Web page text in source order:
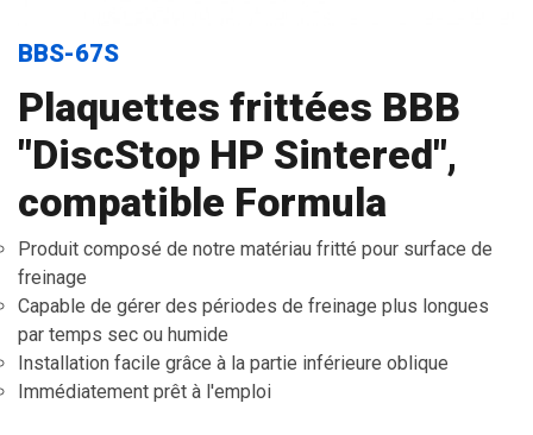
BBS-67S
Plaquettes frittées BBB
"DiscStop HP Sintered",
compatible Formula
Produit composé de notre matériau fritté pour surface de
freinage
Capable de gérer des périodes de freinage plus longues
par temps sec ou humide
Installation facile grâce à la partie inférieure oblique
Immédiatement prêt à l'emploi